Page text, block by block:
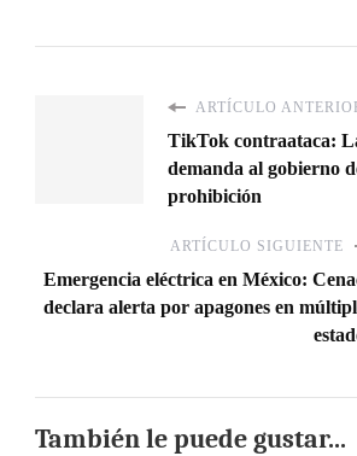
ARTÍCULO
TikTok contraataca:
demanda al gobierno
prohibición
ARTÍCULO SIGUIENTE
Emergencia eléctrica en México:
declara alerta por apagones en
También le puede gustar...